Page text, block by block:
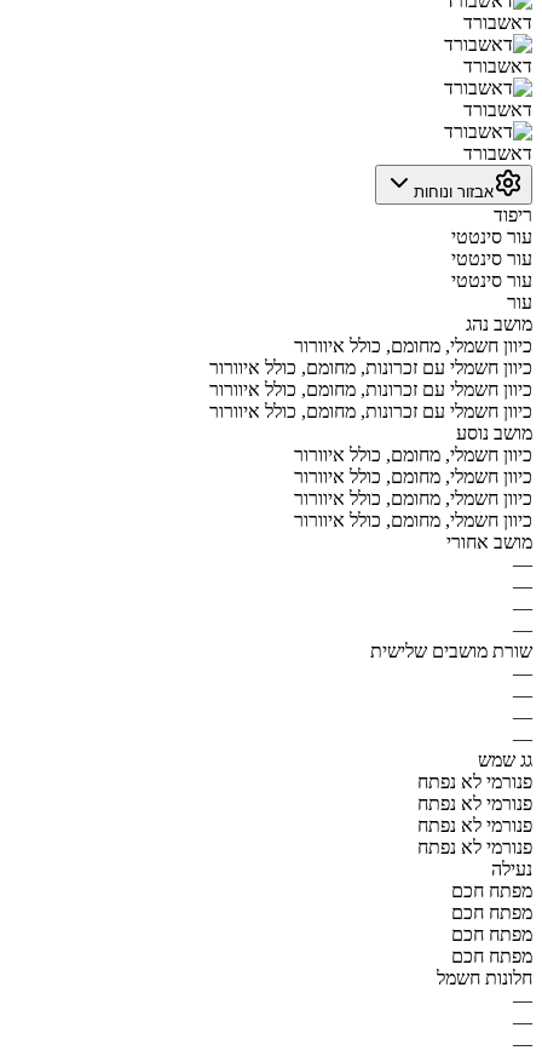
דאשבורד
דאשבורד
דאשבורד
דאשבורד
אבזור ונוחות
ריפוד
עור סינטטי
עור סינטטי
עור סינטטי
עור
מושב נהג
כיוון חשמלי, מחומם, כולל איוורור
כיוון חשמלי עם זכרונות, מחומם, כולל איוורור
כיוון חשמלי עם זכרונות, מחומם, כולל איוורור
כיוון חשמלי עם זכרונות, מחומם, כולל איוורור
מושב נוסע
כיוון חשמלי, מחומם, כולל איוורור
כיוון חשמלי, מחומם, כולל איוורור
כיוון חשמלי, מחומם, כולל איוורור
כיוון חשמלי, מחומם, כולל איוורור
מושב אחורי
—
—
—
—
שורת מושבים שלישית
—
—
—
—
גג שמש
פנורמי לא נפתח
פנורמי לא נפתח
פנורמי לא נפתח
פנורמי לא נפתח
נעילה
מפתח חכם
מפתח חכם
מפתח חכם
מפתח חכם
חלונות חשמל
—
—
—